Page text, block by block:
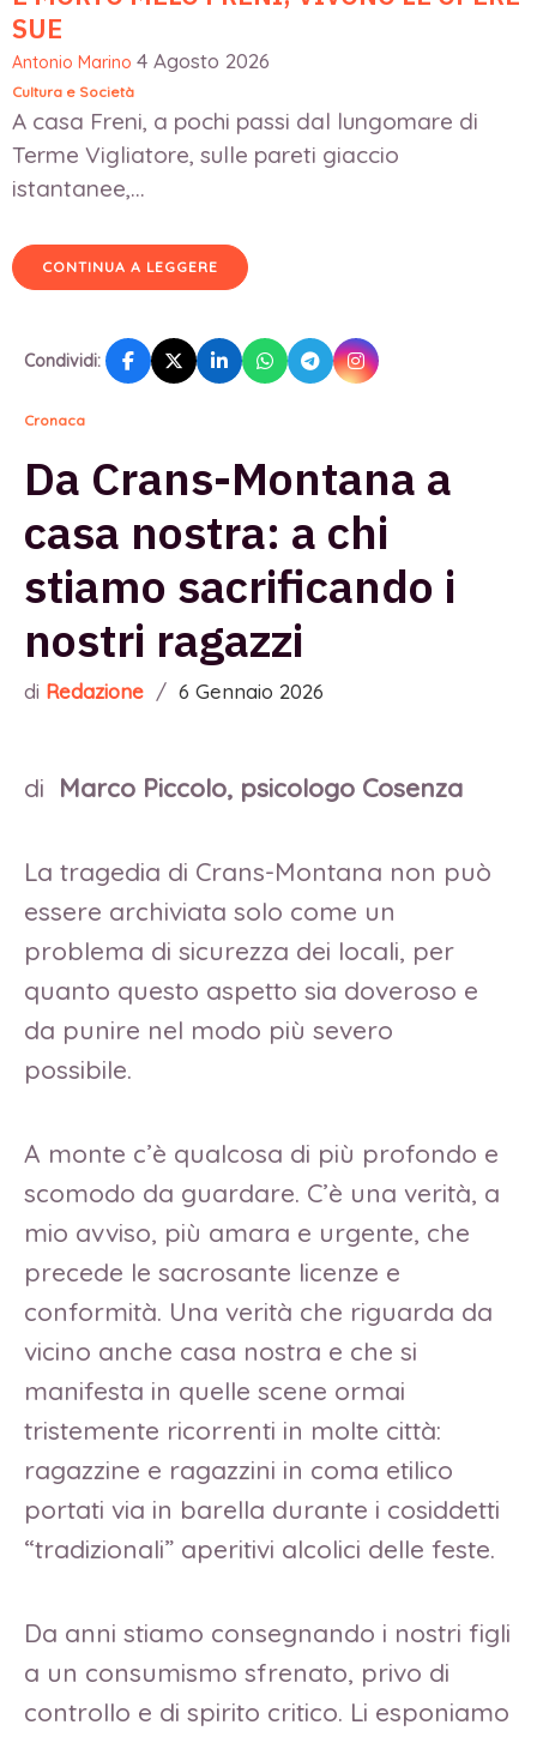
SUE
Antonio Marino 4 Agosto 2026
Cultura e Società
A casa Freni, a pochi passi dal lungomare di
Terme Vigliatore, sulle pareti giaccio
istantanee,...
CONTINUA A LEGGERE
Condividi:
Cronaca
Da Crans-Montana a
casa nostra: a chi
stiamo sacrificando i
nostri ragazzi
di Redazione / 6 Gennaio 2026
di Marco Piccolo, psicologo Cosenza
La tragedia di Crans-Montana non può
essere archiviata solo come un
problema di sicurezza dei locali, per
quanto questo aspetto sia doveroso e
da punire nel modo più severo
possibile.
A monte c’è qualcosa di più profondo e
scomodo da guardare. C’è una verità, a
mio avviso, più amara e urgente, che
precede le sacrosante licenze e
conformità. Una verità che riguarda da
vicino anche casa nostra e che si
manifesta in quelle scene ormai
tristemente ricorrenti in molte città:
ragazzine e ragazzini in coma etilico
portati via in barella durante i cosiddetti
“tradizionali” aperitivi alcolici delle feste.
Da anni stiamo consegnando i nostri figli
a un consumismo sfrenato, privo di
controllo e di spirito critico. Li esponiamo